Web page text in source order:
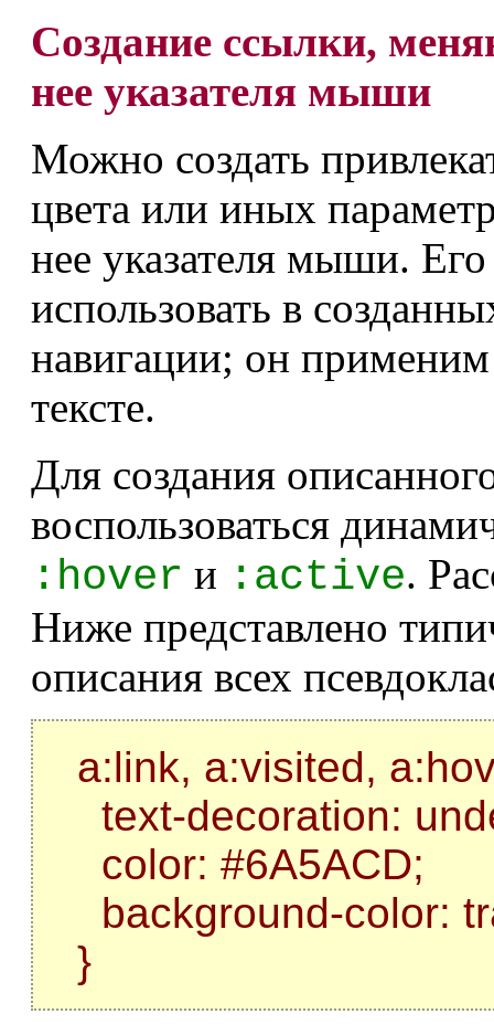
Создание ссылки,
нее указателя мыши
Можно создать
цвета или иных
нее указателя мыши.
использовать в
навигации; он
тексте.
Для создания
воспользоваться
:hover и :active.
Ниже представлено
описания всех
a:link, a:visited,
text-decoration:
color: #6A5ACD;
background-color:
}